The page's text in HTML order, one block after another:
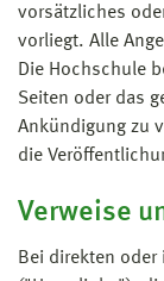
vorsätzliches
vorliegt. Alle
Die Hochschule
Seiten oder das
Ankündigung zu
die
Verweise
Bei direkten oder